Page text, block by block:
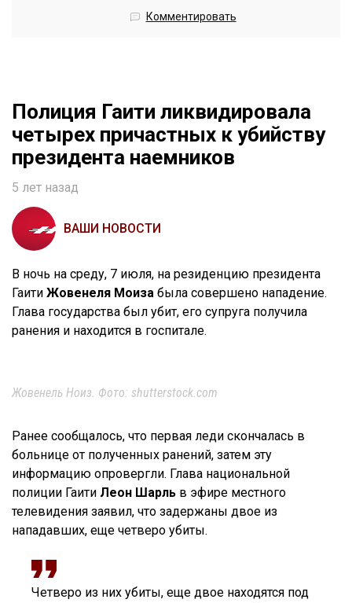
Комментировать
Полиция Гаити ликвидировала
четырех причастных к убийству
президента наемников
5 лет назад
ВАШИ НОВОСТИ
В ночь на среду, 7 июля, на резиденцию президента
Гаити Жовенеля Моиза была совершено нападение.
Глава государства был убит, его супруга получила
ранения и находится в госпитале.
Жовенель Ноиз. Фото: shutterstock.com
Ранее сообщалось, что первая леди скончалась в
больнице от полученных ранений, затем эту
информацию опровергли. Глава национальной
полиции Гаити Леон Шарль в эфире местного
телевидения заявил, что задержаны двое из
нападавших, еще четверо убиты.
Четверо из них убиты, еще двое находятся под